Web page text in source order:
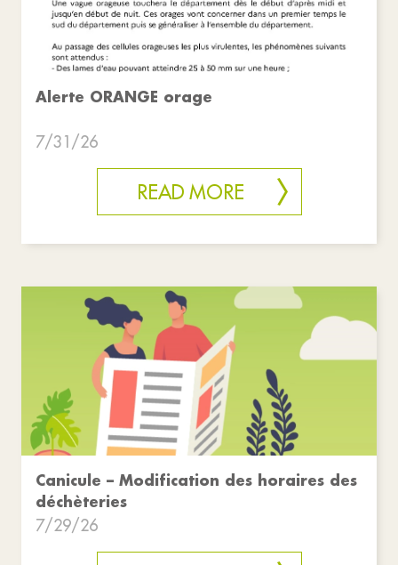
Alerte ORANGE orage
7/31/26
READ MORE
Canicule – Modification des horaires des
déchèteries
7/29/26